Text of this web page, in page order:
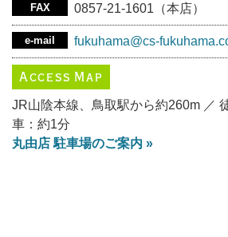
FAX 0857-21-1601（本店）
e-mail fukuhama@cs-
Access Map
JR山陰本線、鳥取駅から約260m ／
車：約1分
丸由店 駐車場のご案内 »